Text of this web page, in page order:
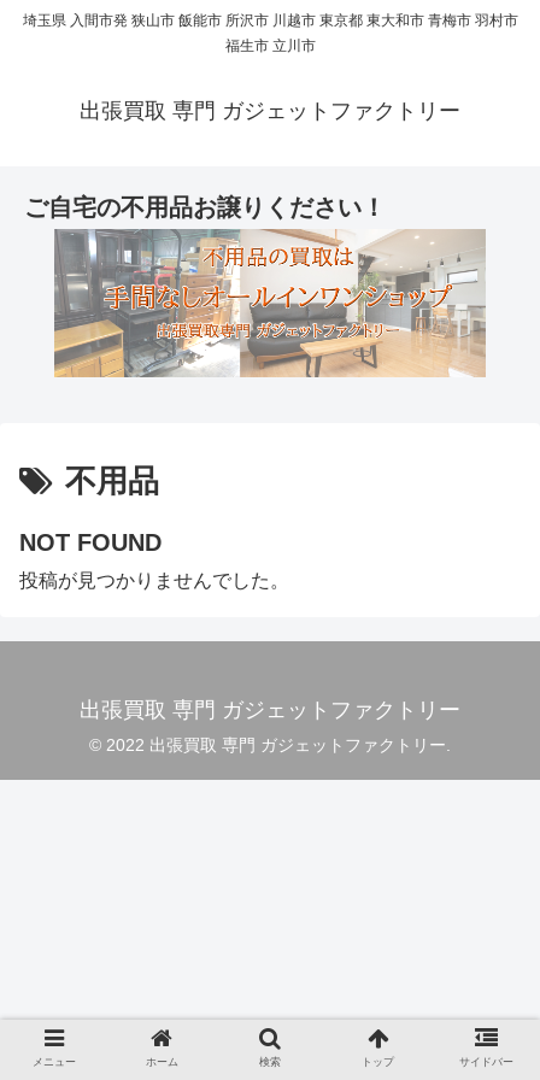
埼玉県 入間市発 狭山市 飯能市 所沢市 川越市 東京都 東大和市 青梅市 羽村市
福生市 立川市
出張買取 専門 ガジェットファクトリー
ご自宅の不用品お譲りください！
不用品
NOT FOUND
投稿が見つかりませんでした。
出張買取 専門 ガジェットファクトリー
© 2022 出張買取 専門 ガジェットファクトリー.
メニュー ホーム 検索 トップ サイドバー